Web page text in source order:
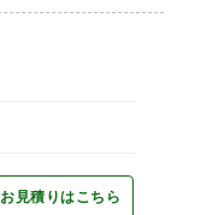
お見積りはこちら